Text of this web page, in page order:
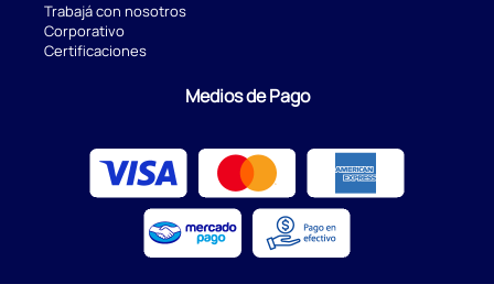
Trabajá con nosotros
Corporativo
Certificaciones
Medios de Pago